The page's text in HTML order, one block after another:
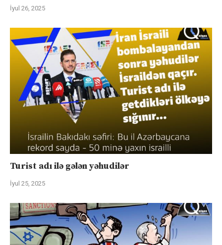
İyul 26, 2025
Turist adı ilə gələn yəhudilər
İyul 25, 2025